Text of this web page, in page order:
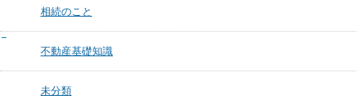
相続のこと
不動産基礎知識
未分類